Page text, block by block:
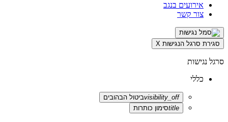
אירועים בנגב
צור קשר
סגירת סרגל הנגישות X
סרגל נגישות
כללי
visibility_offביטול הבהובים
titleסימון כותרות